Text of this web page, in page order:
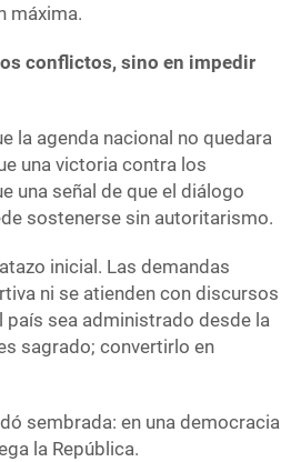
máxima.
conflictos, sino en impedir
la agenda nacional no quedara
una victoria contra los
una señal de que el diálogo
sostenerse sin autoritarismo.
inicial. Las demandas
ni se atienden con discursos
sea administrado desde la
sagrado; convertirlo en
sembrada: en una democracia
la República.